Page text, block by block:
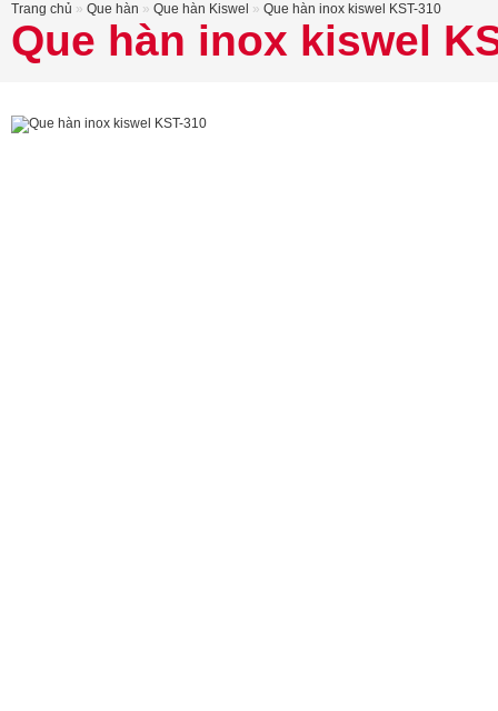
Trang chủ » Que hàn » Que hàn Kiswel » Que hàn inox kiswel KST-310
Que hàn inox kiswel